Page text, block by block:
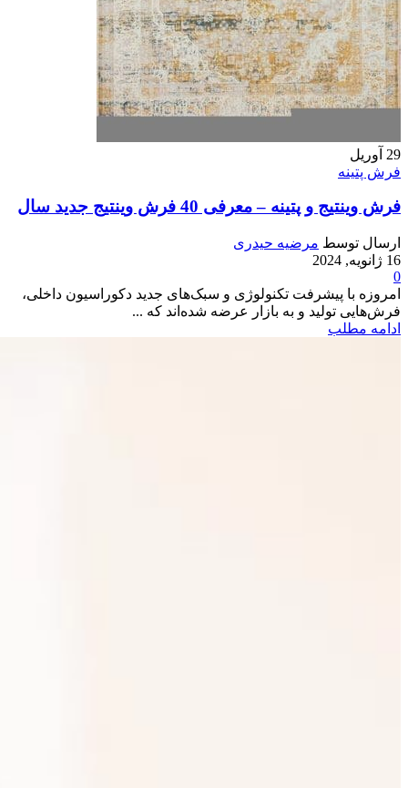
29 آوریل
فرش پتینه
فرش وینتیج و پتینه – معرفی 40 فرش وینتیج جدید سال
ارسال توسط مرضیه حیدری
16 ژانویه, 2024
0
امروزه با پیشرفت تکنولوژی و سبک‌های جدید دکوراسیون داخلی،
فرش‌هایی تولید و به بازار عرضه شده‌اند که ...
ادامه مطلب